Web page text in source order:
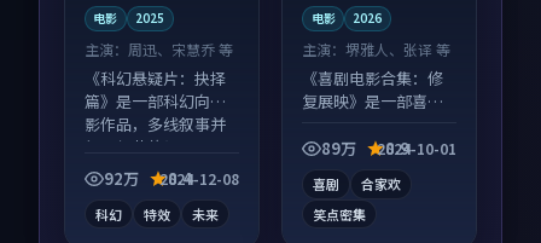
电影 2025
主演： 周迅、宋慧乔 等
《科幻悬疑片：抉择
篇》是一部科幻向电
影作品，多线叙事并
行，细节值得二刷回
味。92万 8.4
2024-12-08
科幻 特效 未来
电影 2026
主演：堺雅人、张译 等
《喜剧电影合集：修
复展映》是一部喜剧
凑信息量大，适合沉
89万 8.9
2024-10-01
喜剧
合家欢
笑点密集